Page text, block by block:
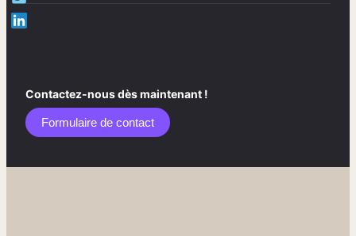
Contactez-nous dès maintenant !
Formulaire de contact​